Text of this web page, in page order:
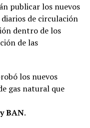
publicar los nuevos
de circulación
dentro de los
de las
los nuevos
gas natural que
BAN.